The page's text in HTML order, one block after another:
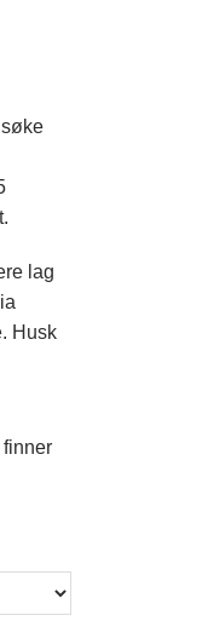
lag
Husk